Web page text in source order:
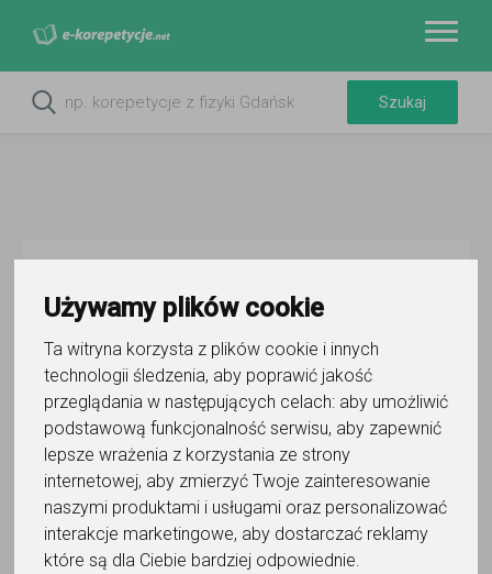
Używamy plików cookie
Ta witryna korzysta z plików cookie i innych
technologii śledzenia, aby poprawić jakość
przeglądania w następujących celach: aby umożliwić
podstawową funkcjonalność serwisu, aby zapewnić
lepsze wrażenia z korzystania ze strony
internetowej, aby zmierzyć Twoje zainteresowanie
naszymi produktami i usługami oraz personalizować
interakcje marketingowe, aby dostarczać reklamy
które są dla Ciebie bardziej odpowiednie.
Oznacz wystąpienie kontaktu
Anna
Wyślij wiadomość
Ostatnia aktywność:
wczoraj